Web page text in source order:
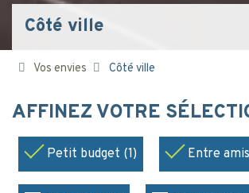
Côté ville
Vos envies Côté ville
AFFINEZ VOTRE
Petit budget (1) Entre